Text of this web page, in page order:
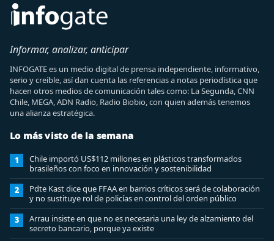
Informar, analizar, anticipar
INFOGATE es un medio digital de prensa independiente, informativo,
serio y creíble, así dan cuenta las referencias a notas periodística que
hacen otros medios de comunicación tales como: La Segunda, CNN
Chile, MEGA, ADN Radio, Radio Biobio, con quien además tenemos
una alianza estratégica.
Lo más visto de la semana
1
Chile importó US$112 millones en plásticos transformados
brasileños con foco en innovación y sostenibilidad
2
Pdte Kast dice que FFAA en barrios críticos será de colaboración
y no sustituye rol de policías en control del orden público
3
Arrau insiste en que no es necesaria una ley de alzamiento del
secreto bancario, porque ya existe